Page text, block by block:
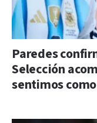
Paredes
Selección
sentimos